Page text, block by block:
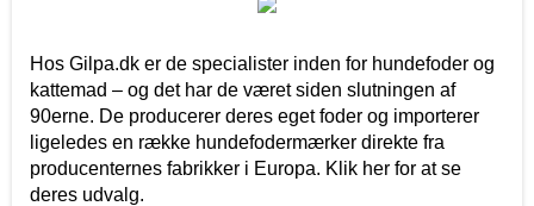
Hos Gilpa.dk er de specialister inden for hundefoder og
kattemad – og det har de været siden slutningen af
90erne. De producerer deres eget foder og importerer
ligeledes en række hundefodermærker direkte fra
producenternes fabrikker i Europa. Klik her for at se
deres udvalg.